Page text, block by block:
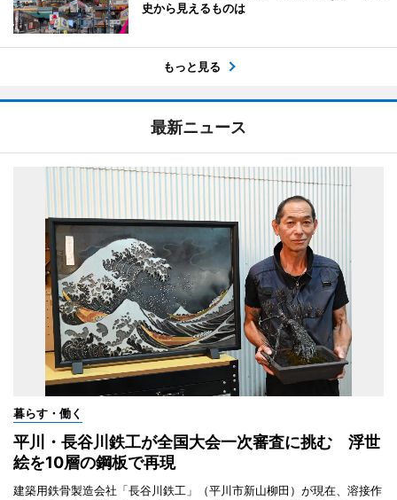
史から見えるものは
もっと見る
最新ニュース
暮らす・働く
平川・長谷川鉄工が全国大会一次審査に挑む 浮世
絵を10層の鋼板で再現
建築用鉄骨製造会社「長谷川鉄工」（平川市新山柳田）が現在、溶接作